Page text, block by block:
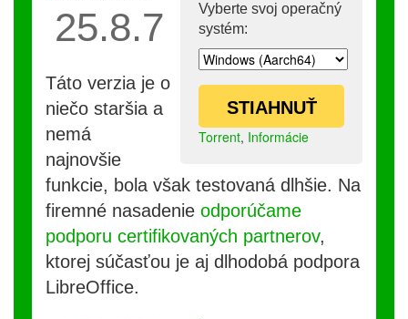
Vyberte svoj operačný
systém:
STIAHNUŤ
Torrent, Informácie
25.8.7
Táto verzia je o
niečo staršia a
nemá
najnovšie
funkcie, bola však testovaná dlhšie. Na
firemné nasadenie odporúčame
podporu certifikovaných partnerov,
ktorej súčasťou je aj dlhodobá podpora
LibreOffice.